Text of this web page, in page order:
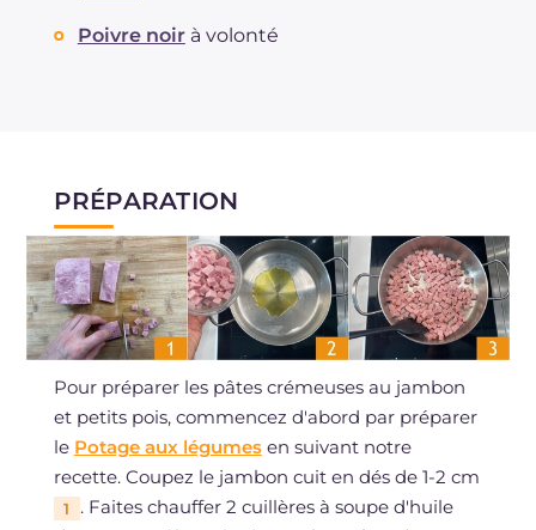
Poivre noir à volonté
PRÉPARATION
Pour préparer les pâtes crémeuses au jambon
et petits pois, commencez d'abord par préparer
le Potage aux légumesen suivant notre
recette. Coupez le jambon cuit en dés de 1-2 cm
1
. Faites chauffer 2 cuillères à soupe d'huile